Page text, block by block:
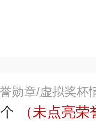
勋章/虚拟奖杯
（未点亮